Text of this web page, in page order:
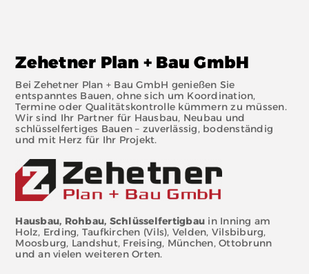
Zehetner Plan + Bau GmbH
Bei Zehetner Plan + Bau GmbH genießen Sie
entspanntes Bauen, ohne sich um Koordination,
Termine oder Qualitätskontrolle kümmern zu müssen.
Wir sind Ihr Partner für Hausbau, Neubau und
schlüsselfertiges Bauen – zuverlässig, bodenständig
und mit Herz für Ihr Projekt.
Hausbau, Rohbau, Schlüsselfertigbau in Inning am
Holz, Erding, Taufkirchen (Vils), Velden, Vilsbiburg,
Moosburg, Landshut, Freising, München, Ottobrunn
und an vielen weiteren Orten.